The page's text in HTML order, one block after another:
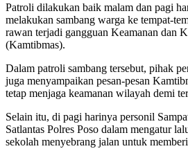
Patroli dilakukan baik malam dan pagi
melakukan sambang warga ke tempat-
rawan terjadi gangguan Keamanan dan
(Kamtibmas).
Dalam patroli sambang tersebut, pihak
juga menyampaikan pesan-pesan
tetap menjaga keamanan wilayah demi
Selain itu, di pagi harinya personil
Satlantas Polres Poso dalam mengatur
sekolah menyebrang jalan untuk